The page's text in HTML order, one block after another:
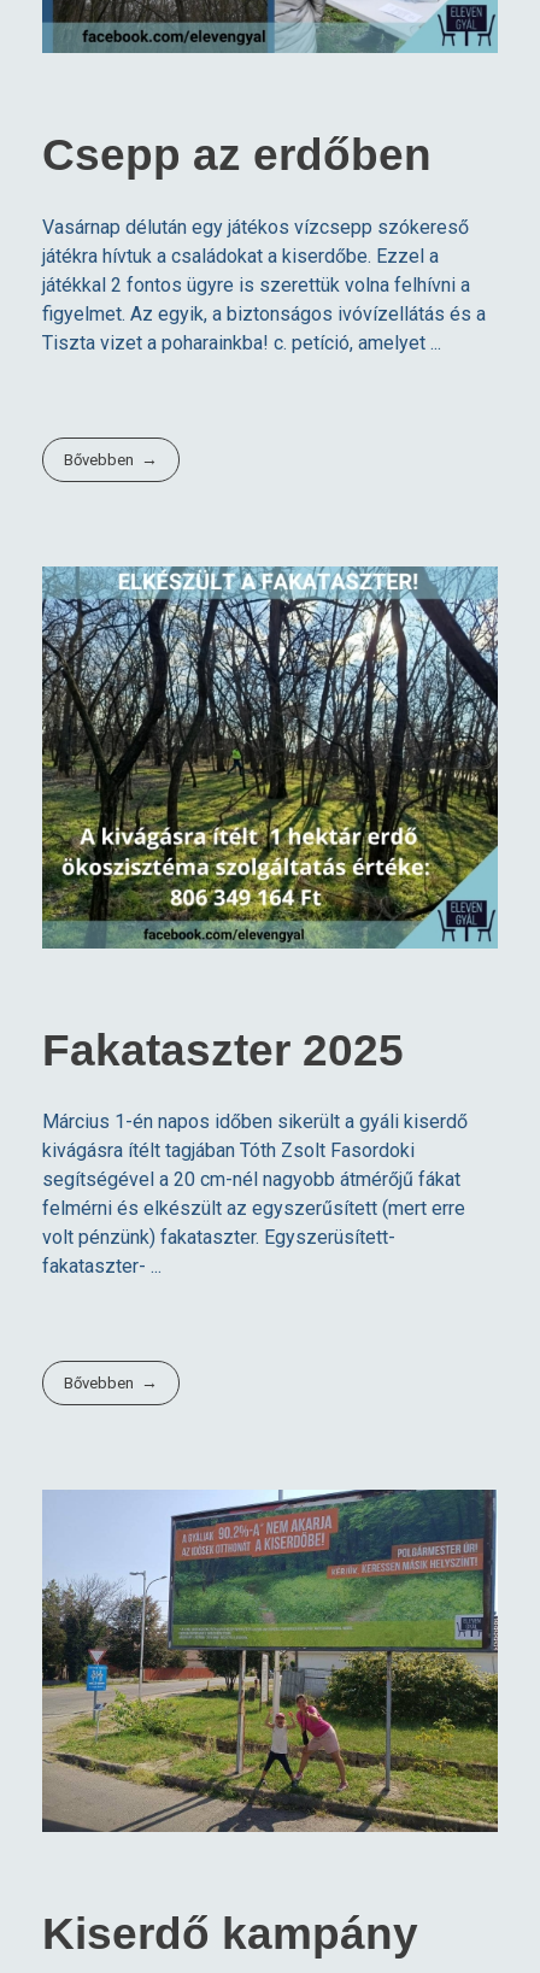
Csepp az erdőben
Vasárnap délután egy játékos vízcsepp szókereső
játékra hívtuk a családokat a kiserdőbe. Ezzel a
játékkal 2 fontos ügyre is szerettük volna felhívni a
figyelmet. Az egyik, a biztonságos ivóvízellátás és a
Tiszta vizet a poharainkba! c. petíció, amelyet ...
Bővebben
Fakataszter 2025
Március 1-én napos időben sikerült a gyáli kiserdő
kivágásra ítélt tagjában Tóth Zsolt Fasordoki
segítségével a 20 cm-nél nagyobb átmérőjű fákat
felmérni és elkészült az egyszerűsített (mert erre
volt pénzünk) fakataszter. Egyszerüsített-
fakataszter- ...
Bővebben
Kiserdő kampány